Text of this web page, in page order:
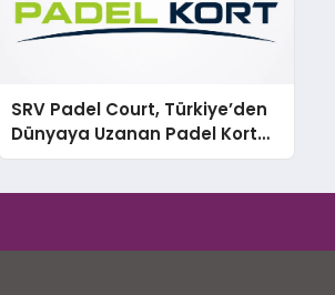
SRV Padel Court, Türkiye’den
Dünyaya Uzanan Padel Kort
Üretiminde Güvenin Adresi